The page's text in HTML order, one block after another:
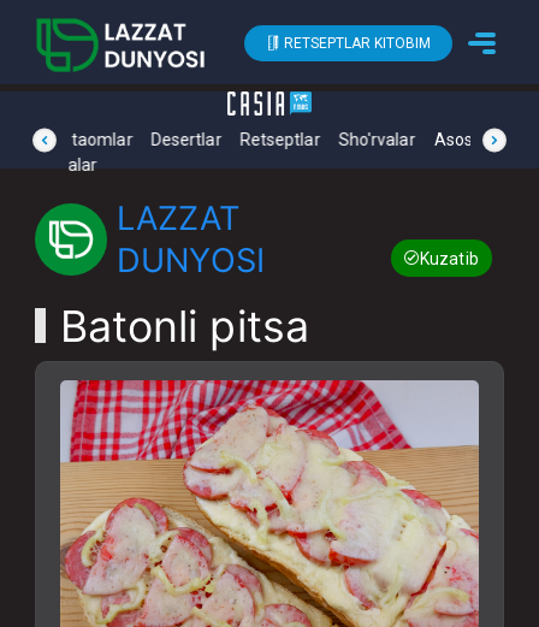
RETSEPTLAR KITOBIM
Yengil taomlar Desertlar Retseptlar Sho'rvalar
Asosiy
Sho'rvalar
prev next
LAZZAT
DUNYOSI
Kuzatib boring
Batonli pitsa